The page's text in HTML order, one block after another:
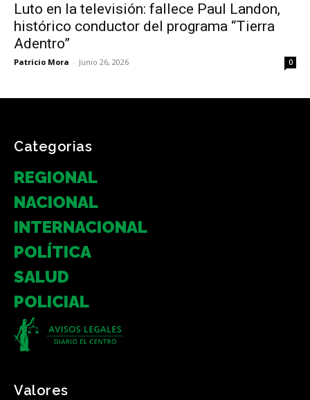
Luto en la televisión: fallece Paul Landon,
histórico conductor del programa “Tierra
Adentro”
Patricio Mora - Junio 26, 2026 0
Categorias
REGIONAL
NACIONAL
INTERNACIONAL
POLÍTICA
SALUD
POLICIAL
Valores